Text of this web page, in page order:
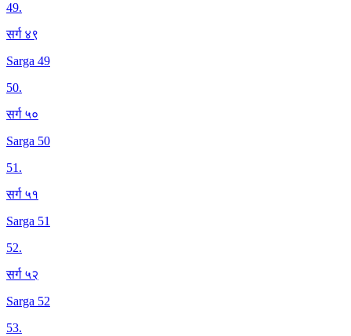
49.
सर्ग ४९
Sarga 49
50.
सर्ग ५०
Sarga 50
51.
सर्ग ५१
Sarga 51
52.
सर्ग ५२
Sarga 52
53.